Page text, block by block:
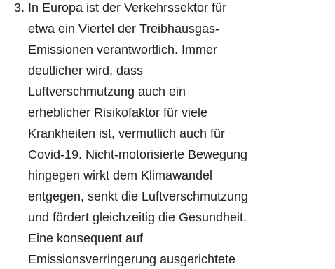
In Europa ist der Verkehrssektor für
etwa ein Viertel der Treibhausgas-
Emissionen verantwortlich. Immer
deutlicher wird, dass
Luftverschmutzung auch ein
erheblicher Risikofaktor für viele
Krankheiten ist, vermutlich auch für
Covid-19. Nicht-motorisierte Bewegung
hingegen wirkt dem Klimawandel
entgegen, senkt die Luftverschmutzung
und fördert gleichzeitig die Gesundheit.
Eine konsequent auf
Emissionsverringerung ausgerichtete